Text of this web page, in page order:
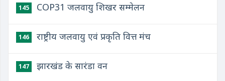
145 COP31 जलवायु शिखर सम्मेलन
146 राष्ट्रीय जलवायु एवं प्रकृति वित्त मंच
147 झारखंड के सारंडा वन